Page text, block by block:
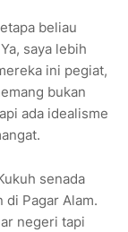
beliau
saya lebih
ini pegiat,
bukan
ada idealisme
senada
di Pagar Alam.
negeri tapi